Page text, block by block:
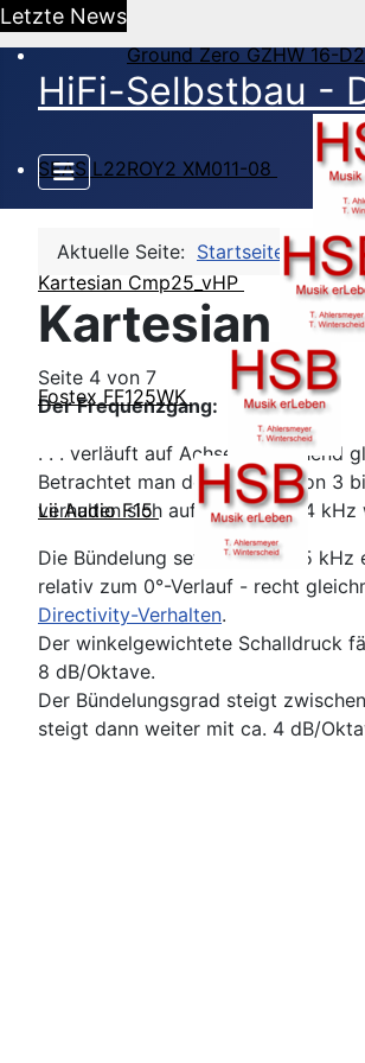
Letzte News
Ground Zero GZHW 16-
SEAS L22ROY2 XM011-08
Kartesian Cmp25_vHP
Fostex FF125WK
Lii Audio F15
HiFi-Selbstbau -
Aktuelle Seite: Startseite
Kartesian
Seite 4 von 7
Der Frequenzgang:
. . . verläuft auf Achse weitgehend
Betrachtet man den Bereich von 3
verhalten sich auf Achse bis 14
Die Bündelung setzt ab ca. 2.5
relativ zum 0°-Verlauf - recht
Directivity-Verhalten.
Der winkelgewichtete Schalldruck
8 dB/Oktave.
Der Bündelungsgrad steigt
steigt dann weiter mit ca. 4 dB/